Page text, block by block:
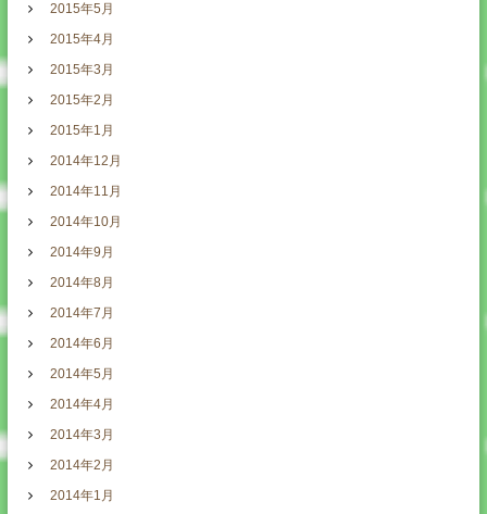
2015年5月
2015年4月
2015年3月
2015年2月
2015年1月
2014年12月
2014年11月
2014年10月
2014年9月
2014年8月
2014年7月
2014年6月
2014年5月
2014年4月
2014年3月
2014年2月
2014年1月